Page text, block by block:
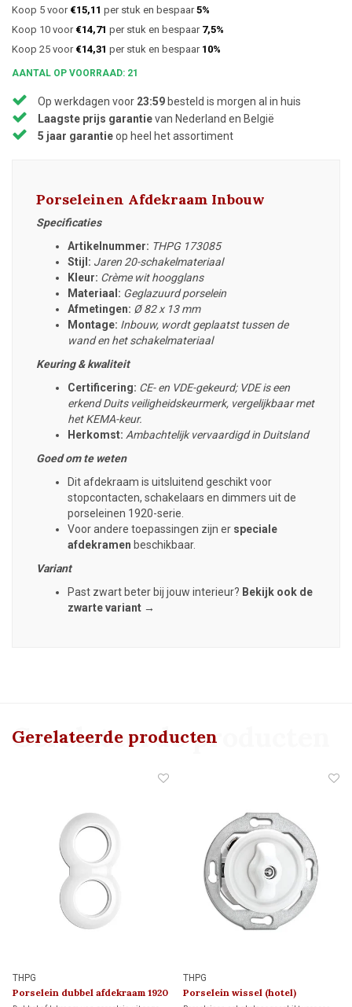
Koop 5 voor €15,11 per stuk en bespaar5%
Koop 10 voor €14,71 per stuk en bespaar 7,5%
Koop 25 voor €14,31 per stuk en bespaar 10%
AANTAL OP VOORRAAD: 21
Op werkdagen voor 23:59 besteld is morgen al in huis
Laagste prijs garantievan Nederland en België
5 jaar garantieop heel het assortiment
Porseleinen Afdekraam Inbouw
Specificaties
Artikelnummer: THPG 173085
Stijl: Jaren 20-schakelmateriaal
Kleur: Crème wit hoogglans
Materiaal: Geglazuurd porselein
Afmetingen: Ø82 x 13 mm
Montage: Inbouw, wordt geplaatst tussen de
wand en het schakelmateriaal
Keuring & kwaliteit
Certificering: CE- en VDE-gekeurd; VDE is een
erkend Duits veiligheidskeurmerk, vergelijkbaar met
het KEMA-keur.
Herkomst: Ambachtelijk vervaardigd in Duitsland
Goed om te weten
Dit afdekraam is uitsluitend geschikt voor
stopcontacten, schakelaars en dimmers uit de
porseleinen 1920-serie.
Voor andere toepassingen zijn er speciale
afdekramen beschikbaar.
Variant
Past zwart beter bij jouw interieur? Bekijk ook de
zwarte variant →
Gerelateerde producten
Gerelateerde producten
THPG
Porselein dubbel afdekraam 1920
THPG
Porselein wissel (hotel)